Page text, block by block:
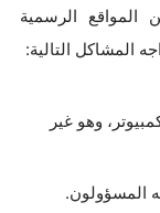
المواقع الرسمية
المشاكل التالية:
وهو غير
المسؤولون.